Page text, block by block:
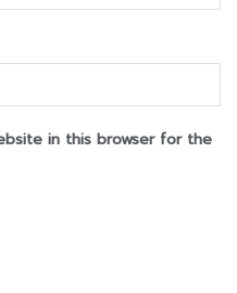
in this browser for the